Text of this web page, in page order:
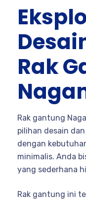
Rak
Rak gantung
pilihan desain
dengan
minimalis. Anda
yang sederhana
Rak gantung ini